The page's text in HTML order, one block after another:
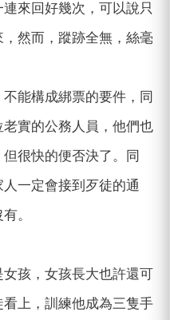
來回好幾次，可以說只
然而，蹤跡全無，絲毫
能構成綁票的要件，同
實的公務人員，他們也
很快的便否決了。同
一定會接到歹徒的通
。
孩，女孩長大也許還可
上，訓練他成為三隻手